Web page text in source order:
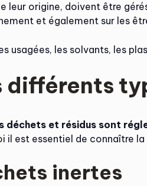
leur origine, doivent être
et également sur les
usagées, les solvants, les
différents
déchets et résidus sont
il est essentiel de connaître
inertes